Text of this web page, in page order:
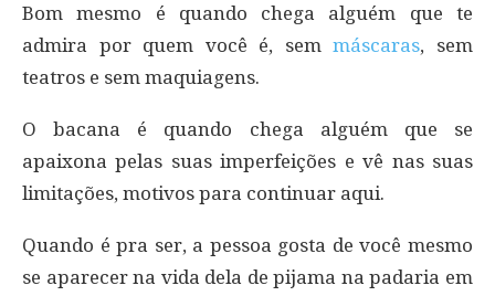
Bom mesmo é quando chega alguém que te
admira por quem você é, semmáscaras, sem
teatros e sem maquiagens.
O bacana é quando chega alguém que se
apaixona pelas suas imperfeições e vê nas suas
limitações, motivos para continuar aqui.
Quando é pra ser, a pessoa gosta de você mesmo
se aparecer na vida dela de pijama na padaria em